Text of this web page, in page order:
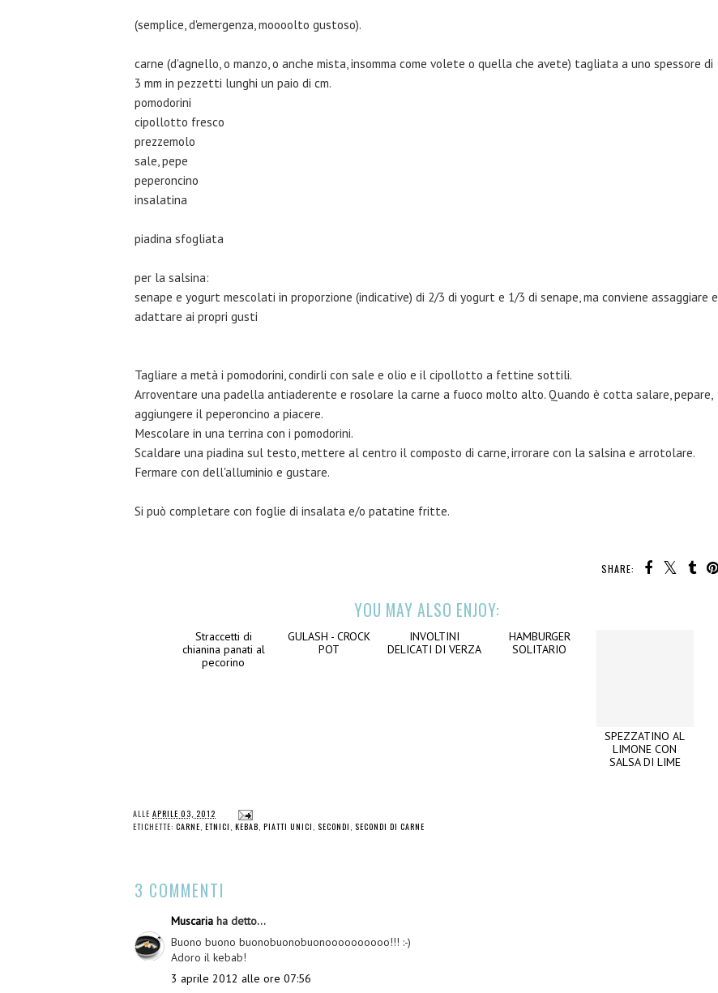
(semplice, d'emergenza, moooolto gustoso).
carne (d'agnello, o manzo, o anche mista, insomma come volete o quella che avete) tagliata a uno spessore di
3 mm in pezzetti lunghi un paio di cm.
pomodorini
cipollotto fresco
prezzemolo
sale, pepe
peperoncino
insalatina
piadina sfogliata
per la salsina:
senape e yogurt mescolati in proporzione (indicative) di 2/3 di yogurt e 1/3 di senape, ma conviene assaggiare e
adattare ai propri gusti
Tagliare a metà i pomodorini, condirli con sale e olio e il cipollotto a fettine sottili.
Arroventare una padella antiaderente e rosolare la carne a fuoco molto alto. Quando è cotta salare, pepare,
aggiungere il peperoncino a piacere.
Mescolare in una terrina con i pomodorini.
Scaldare una piadina sul testo, mettere al centro il composto di carne, irrorare con la salsina e arrotolare.
Fermare con dell'alluminio e gustare.
Si può completare con foglie di insalata e/o patatine fritte.
SHARE:
YOU MAY ALSO ENJOY:
SPEZZATINO AL
LIMONE CON
SALSA DI LIME
ALLE APRILE 03, 2012
ETICHETTE: CARNE, ETNICI , KEBAB, PIATTI UNICI , SECONDI , SECONDI DI CARNE
3 COMMENTI
Muscaria ha detto...
Buono buono buonobuonobuonoooooooooo!!! :-)
Adoro il kebab!
3 aprile 2012 alle ore 07:56